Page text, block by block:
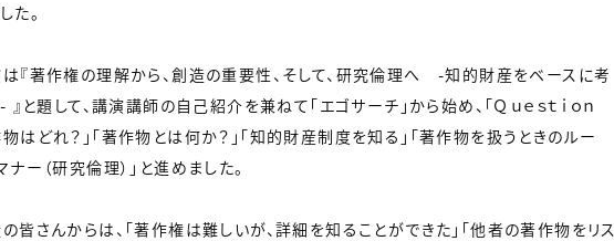
た。
『著作権の理解から、創造の重要性、そして、研究倫理へ -知的財産をベースに考
』と題して、講演講師の自己紹介を兼ねて「エゴサーチ」から始め、「Ｑｕｅｓｔｉｏｎ
はどれ？」「著作物とは何か？」「知的財産制度を知る」「著作物を扱うときのルー
ナー（研究倫理）」と進めました。
皆さんからは、「著作権は難しいが、詳細を知ることができた」「他者の著作物をリス